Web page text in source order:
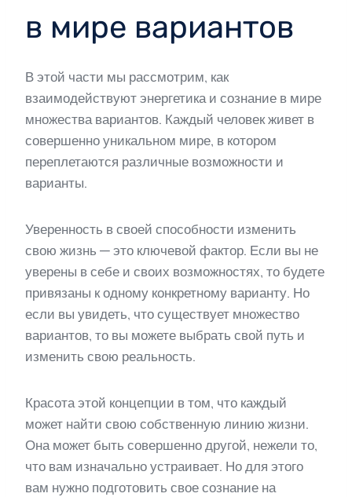
в мире вариантов
В этой части мы рассмотрим, как
взаимодействуют энергетика и сознание в мире
множества вариантов. Каждый человек живет в
совершенно уникальном мире, в котором
переплетаются различные возможности и
варианты.
Уверенность в своей способности изменить
свою жизнь — это ключевой фактор. Если вы не
уверены в себе и своих возможностях, то будете
привязаны к одному конкретному варианту. Но
если вы увидеть, что существует множество
вариантов, то вы можете выбрать свой путь и
изменить свою реальность.
Красота этой концепции в том, что каждый
может найти свою собственную линию жизни.
Она может быть совершенно другой, нежели то,
что вам изначально устраивает. Но для этого
вам нужно подготовить свое сознание на